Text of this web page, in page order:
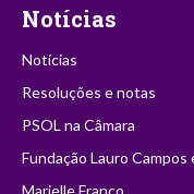
Notícias
Notícias
Resoluções e notas
PSOL na Câmara
Fundação Lauro Campos
Marielle Franco